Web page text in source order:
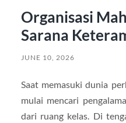
Organisasi
Sarana
JUNE 10, 2026
Saat memasuki dunia
mulai mencari
dari ruang kelas. Di